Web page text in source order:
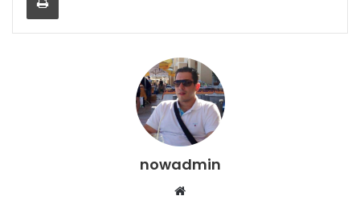
nowadmin
Website